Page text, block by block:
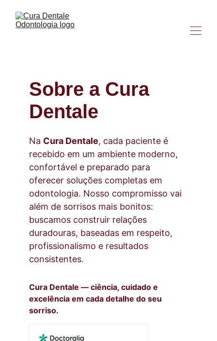
Sobre a Cura
Dentale
Na Cura Dentale, cada paciente é
recebido em um ambiente moderno,
confortável e preparado para
oferecer soluções completas em
odontologia. Nosso compromisso vai
além de sorrisos mais bonitos:
buscamos construir relações
duradouras, baseadas em respeito,
profissionalismo e resultados
consistentes.
Cura Dentale — ciência, cuidado e
excelência em cada detalhe do seu
sorriso.